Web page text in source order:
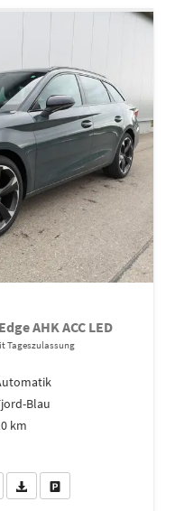
AHK ACC LED
Tageszulassung
Blau
km
Wir rufen Sie anFahrzeugexposé (PDF)